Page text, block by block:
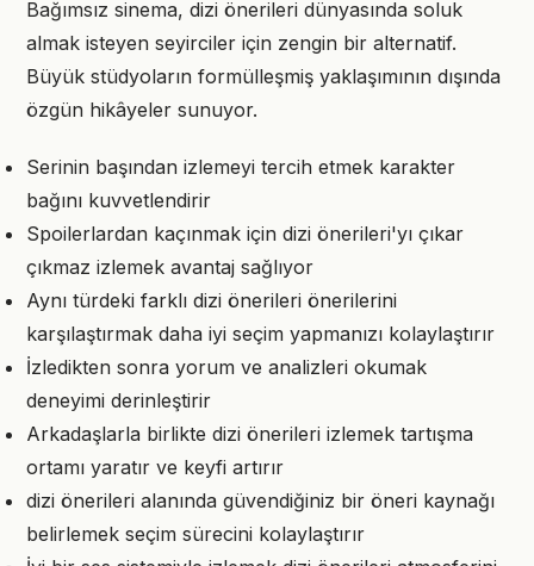
Bağımsız sinema, dizi önerileri dünyasında soluk
almak isteyen seyirciler için zengin bir alternatif.
Büyük stüdyoların formülleşmiş yaklaşımının dışında
özgün hikâyeler sunuyor.
Serinin başından izlemeyi tercih etmek karakter
bağını kuvvetlendirir
Spoilerlardan kaçınmak için dizi önerileri'yı çıkar
çıkmaz izlemek avantaj sağlıyor
Aynı türdeki farklı dizi önerileri önerilerini
karşılaştırmak daha iyi seçim yapmanızı kolaylaştırır
İzledikten sonra yorum ve analizleri okumak
deneyimi derinleştirir
Arkadaşlarla birlikte dizi önerileri izlemek tartışma
ortamı yaratır ve keyfi artırır
dizi önerileri alanında güvendiğiniz bir öneri kaynağı
belirlemek seçim sürecini kolaylaştırır